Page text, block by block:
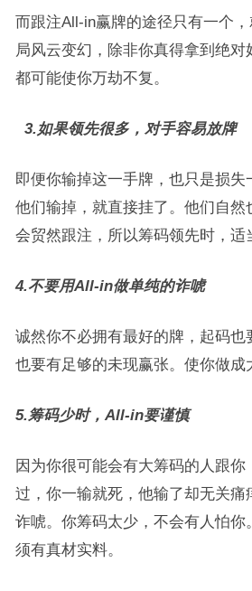
而跟注All-in赢牌的途径只有一个
局风云变幻，除非你真得拿到绝对
都可能使你万劫不复。
3.如果领先很多，对手容易放牌
即便你输掉这一手牌，也只是损失
他们输掉，就直接挂了。他们自然
会贸然跟注，所以筹码领先时，适
4.不要用All-in做单纯的诈唬
诚然你不必拥有最好的牌，起码也
也要有足够的未现赢张。使你做成
5.筹码少时，All-in要谨慎
因为你很可能会有大筹码的人跟你
过，你一输就死，他输了却无关痛
诈唬。你筹码太少，不会有人怕你
须有真材实料。